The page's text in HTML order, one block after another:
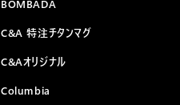
BOMBADA
C&A 特注チタンマグ
C&Aオリジナル
Columbia